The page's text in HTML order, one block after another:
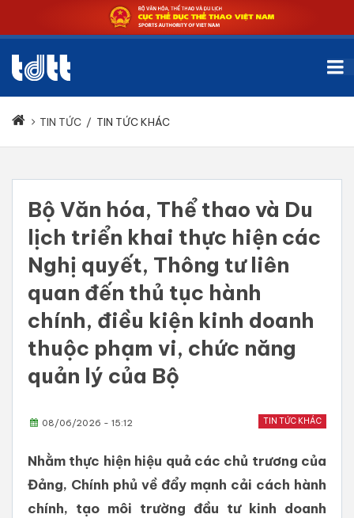
TIN TỨC / TIN TỨC KHÁC
Bộ Văn hóa, Thể thao và Du
lịch triển khai thực hiện các
Nghị quyết, Thông tư liên
quan đến thủ tục hành
chính, điều kiện kinh doanh
thuộc phạm vi, chức năng
quản lý của Bộ
TIN TỨC KHÁC
08/06/2026 - 15:12
Nhằm thực hiện hiệu quả các chủ trương của
Đảng, Chính phủ về đẩy mạnh cải cách hành
chính, tạo môi trường đầu tư kinh doanh